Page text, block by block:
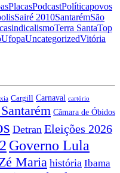
PlacasPodcastPolíticapovos
Sairé 2010SantarémSão
sindicalismoTerra SantaTop
UfopaUncategorizedVitória
Cargill Carnaval cartório
Câmara de Óbidos
Detran Eleições 2026
Governo Lula
Maria história Ibama